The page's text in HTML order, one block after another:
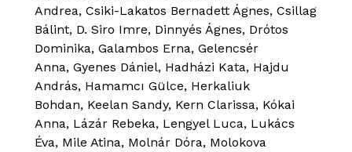
Andrea, Csiki-Lakatos Bernadett Ágnes, Csillag
Bálint, D. Siro Imre, Dinnyés Ágnes, Drótos
Dominika, Galambos Erna, Gelencsér
Anna, Gyenes Dániel, Hadházi Kata, Hajdu
András, Hamamcı Gülce, Herkaliuk
Bohdan, Keelan Sandy, Kern Clarissa, Kókai
Anna, Lázár Rebeka, Lengyel Luca, Lukács
Éva, Mile Atina, Molnár Dóra, Molokova